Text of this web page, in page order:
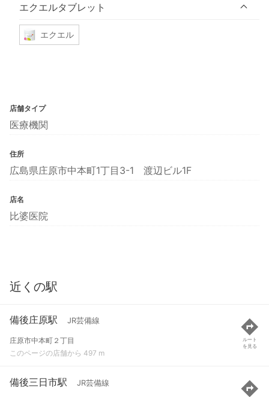
エクエルタブレット
エクエル
店舗タイプ
医療機関
住所
広島県庄原市中本町1丁目3-1 渡辺ビル1F
店名
比婆医院
近くの駅
備後庄原駅 JR芸備線
庄原市中本町２丁目
このページの店舗から 497 m
ルート
を見る
備後三日市駅 JR芸備線